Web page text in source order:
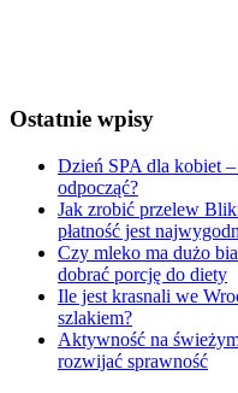
Ostatnie wpisy
Dzień SPA dla kobiet
odpocząć?
Jak zrobić przelew
płatność jest
Czy mleko ma dużo
dobrać porcję do diety
Ile jest krasnali we
szlakiem?
Aktywność na
rozwijać sprawność